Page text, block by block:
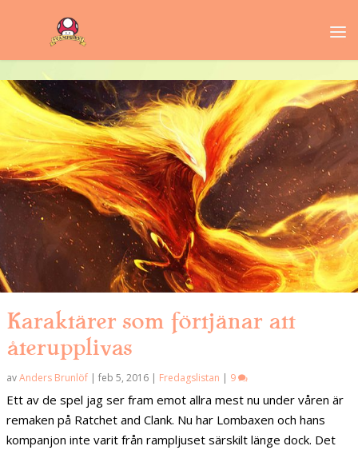
Karaktärer som förtjänar att
återupplivas
avAnders Brunlöf | feb 5, 2016 | Fredagslistan | 9
Ett av de spel jag ser fram emot allra mest nu under våren är
remaken på Ratchet and Clank. Nu har Lombaxen och hans
kompanjon inte varit från rampljuset särskilt länge dock. Det